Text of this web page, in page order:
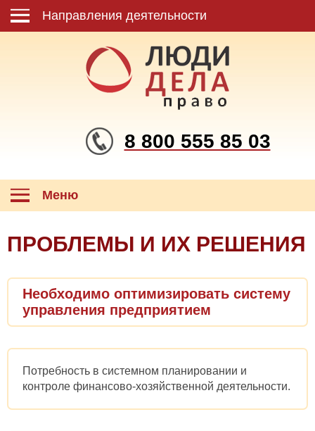
Направления деятельности
8 800 555 85 03
Меню
ПРОБЛЕМЫ И ИХ РЕШЕНИЯ
Необходимо оптимизировать систему
управления предприятием
Потребность в системном планировании и
контроле финансово-хозяйственной деятельности.